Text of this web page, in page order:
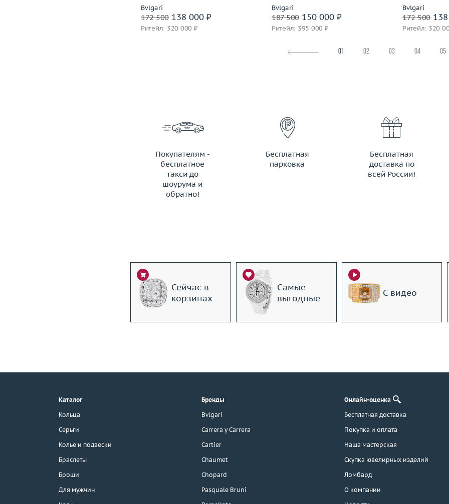
г. Москва, Тихвинский пер., д. 7,
3D-тур по шоуруму
Bvlgari
172 500138 000 ₽
Ритейл: 320 000 ₽
Bvlgari
187 500150 000 ₽
Ритейл: 395 000 ₽
Bvlgari
172 500138
Ритейл: 320
01 02 03 04 05
Покупателям -
бесплатное
такси до
шоурума и
обратно!
ЗАКАЗАТЬ ТАКСИ
Бесплатная
парковка
Бесплатная
доставка по
всей России!
Сейчас в
корзинах
Самые
выгодные
С видео
Каталог
Кольца
Серьги
Колье и подвески
Браслеты
Броши
Для мужчин
Бренды
Bvlgari
Carrera y Carrera
Cartier
Chaumet
Chopard
Pasquale Bruni
Онлайн-оценка
Бесплатная доставка
Покупка и оплата
Наша мастерская
Скупка ювелирных изделий
Ломбард
О компании